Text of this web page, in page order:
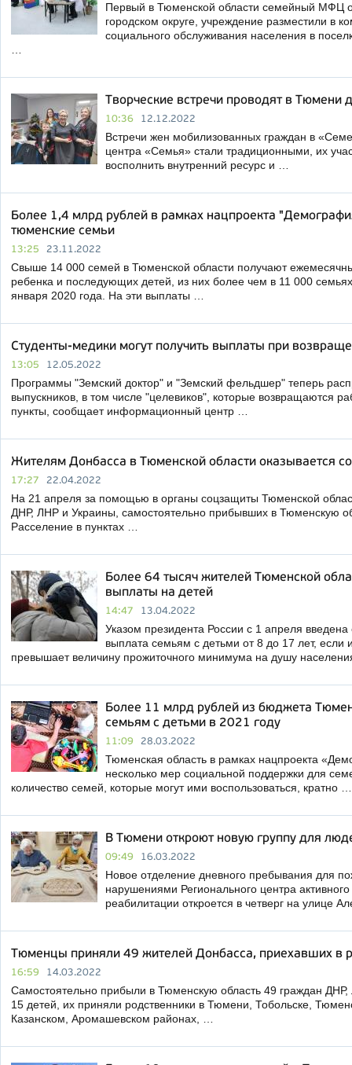
Первый в Тюменской области семейный МФЦ
городском округе, учреждение разместили в
социального обслуживания населения в
Творческие встречи проводят в Тюмени
10:36 12.12.2022
Встречи жен мобилизованных граждан в
центра «Семья» стали традиционными, их
восполнить внутренний ресурс и …
Более 1,4 млрд рублей в рамках нацпроекта
тюменские семьи
13:25 23.11.2022
Свыше 14 000 семей в Тюменской области получают
ребенка и последующих детей, из них более чем в 11 000
января 2020 года. На эти выплаты …
Студенты-медики могут получить выплаты при
13:05 12.05.2022
Программы "Земский доктор" и "Земский фельдшер" теперь
выпускников, в том числе "целевиков", которые возвращаются
пункты, сообщает информационный центр …
Жителям Донбасса в Тюменской области оказывается
17:27 22.04.2022
На 21 апреля за помощью в органы соцзащиты Тюменской
ДНР, ЛНР и Украины, самостоятельно прибывших в Тюменскую
Расселение в пунктах …
Более 64 тысяч жителей Тюменской
выплаты на детей
14:47 13.04.2022
Указом президента России с 1 апреля
выплата семьям с детьми от 8 до 17 лет, если
превышает величину прожиточного минимума на душу
Более 11 млрд рублей из бюджета
семьям с детьми в 2021 году
11:09 28.03.2022
Тюменская область в рамках нацпроекта
несколько мер социальной поддержки для
количество семей, которые могут ими воспользоваться, кратно …
В Тюмени откроют новую группу для
09:49 16.03.2022
Новое отделение дневного пребывания для
нарушениями Регионального центра
реабилитации откроется в четверг на улице
Тюменцы приняли 49 жителей Донбасса, приехавших в
16:59 14.03.2022
Самостоятельно прибыли в Тюменскую область 49 граждан
15 детей, их приняли родственники в Тюмени, Тобольске,
Казанском, Аромашевском районах, …